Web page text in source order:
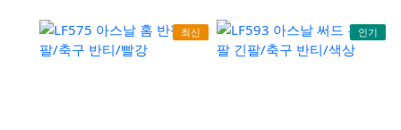
최신 인기